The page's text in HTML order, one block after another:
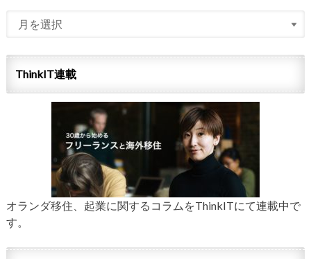
ThinkIT連載
オランダ移住、起業に関するコラムをThinkITにて連載中で
す。